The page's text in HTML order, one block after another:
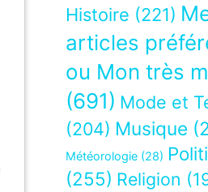
Histoire (221)
articles
ou Mon très
(691) Mode et
(204) Musique
Météorologie (28)
(255) Religion